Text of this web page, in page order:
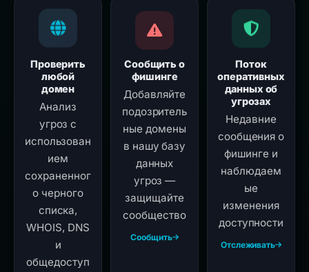
Проверить
любой
домен
Анализ
угроз с
использован
ием
сохраненног
о черного
списка,
WHOIS, DNS
и
общедоступ
Сообщить о
фишинге
Добавляйте
подозритель
ные домены
в нашу базу
данных
угроз —
защищайте
сообщество
Сообщить
Поток
оперативных
данных об
угрозах
Недавние
сообщения о
фишинге и
наблюдаем
ые
изменения
доступности
Отслеживать